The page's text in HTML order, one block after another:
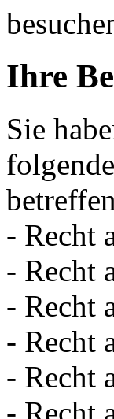
Ihre
Sie
- Recht
- Recht
- Recht
- Recht
- Recht
- Recht